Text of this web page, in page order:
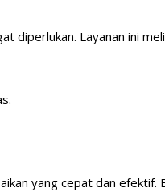
diperlukan. Layanan ini
yang cepat dan